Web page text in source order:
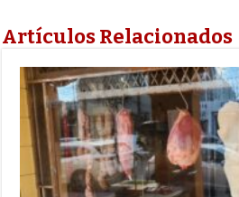
Artículos Relacionados